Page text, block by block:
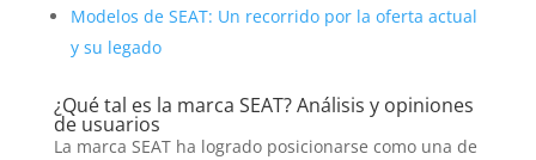
Modelos de SEAT: Un recorrido por la oferta actual
y su legado
¿Qué tal es la marca SEAT? Análisis y opiniones
de usuarios
La marca SEAT ha logrado posicionarse como una de